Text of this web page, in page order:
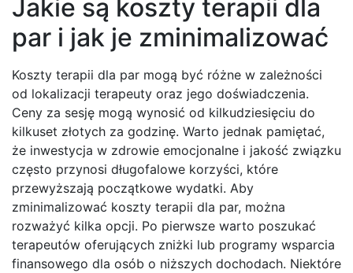
Jakie są koszty terapii dla
par i jak je zminimalizować
Koszty terapii dla par mogą być różne w zależności
od lokalizacji terapeuty oraz jego doświadczenia.
Ceny za sesję mogą wynosić od kilkudziesięciu do
kilkuset złotych za godzinę. Warto jednak pamiętać,
że inwestycja w zdrowie emocjonalne i jakość związku
często przynosi długofalowe korzyści, które
przewyższają początkowe wydatki. Aby
zminimalizować koszty terapii dla par, można
rozważyć kilka opcji. Po pierwsze warto poszukać
terapeutów oferujących zniżki lub programy wsparcia
finansowego dla osób o niższych dochodach. Niektóre